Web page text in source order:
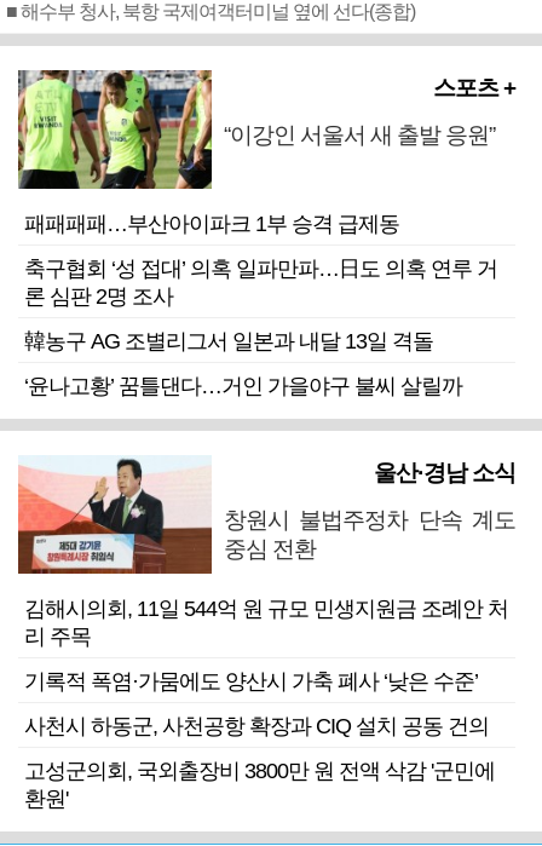
■ 해수부 청사, 북항 국제여객터미널 옆에 선다(종합)
스포츠 +
“이강인 서울서 새 출발 응원”
패패패패…부산아이파크 1부 승격 급제동
축구협회 ‘성 접대’ 의혹 일파만파…日도 의혹 연루 거
론 심판 2명 조사
韓농구 AG 조별리그서 일본과 내달 13일 격돌
‘윤나고황’ 꿈틀댄다…거인 가을야구 불씨 살릴까
울산·경남 소식
창원시 불법주정차 단속 계도
중심 전환
김해시의회, 11일 544억 원 규모 민생지원금 조례안 처
리 주목
기록적 폭염·가뭄에도 양산시 가축 폐사 ‘낮은 수준’
사천시 하동군, 사천공항 확장과 CIQ 설치 공동 건의
고성군의회, 국외출장비 3800만 원 전액 삭감 '군민에
환원'